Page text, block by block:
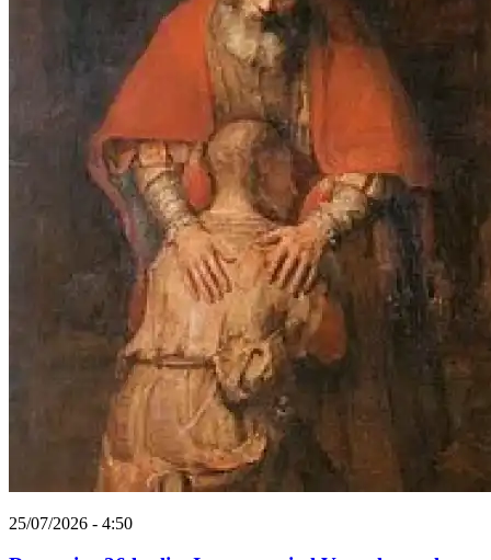
25/07/2026 - 4:50